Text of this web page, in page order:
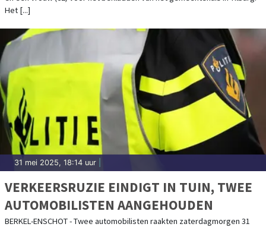
Het [...]
31 mei 2025, 18:14 uur
VERKEERSRUZIE EINDIGT IN TUIN, TWEE
AUTOMOBILISTEN AANGEHOUDEN
BERKEL-ENSCHOT - Twee automobilisten raakten zaterdagmorgen 31